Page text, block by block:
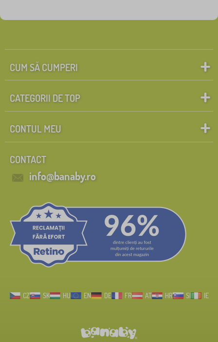
CUM SĂ CUMPERI
CATEGORII DE TOP
CONTUL MEU
CONTACT
info@banaby.ro
CZ SK HU EN DE FR AT HR SI IE